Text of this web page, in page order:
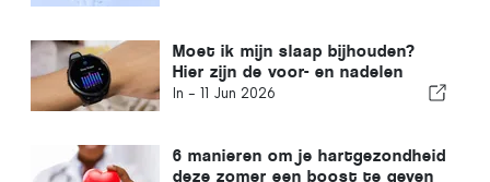
Moet ik mijn slaap bijhouden?
Hier zijn de voor- en nadelen
In - 11 Jun 2026
6 manieren om je hartgezondheid
deze zomer een boost te geven